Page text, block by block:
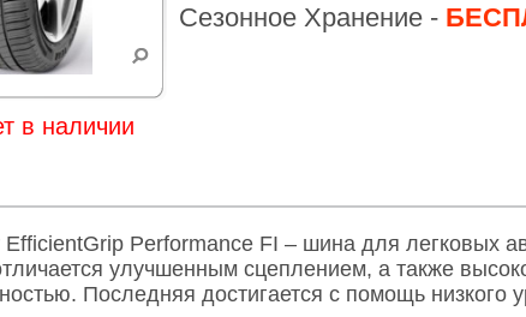
Сезонное Хранение -
в наличии
Performance FI – шина для легковых
улучшенным сцеплением, а также
Последняя достигается с помощь низкого